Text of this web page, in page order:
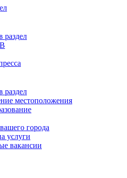
раздел
раздел
местоположения
города
услуги
вакансии